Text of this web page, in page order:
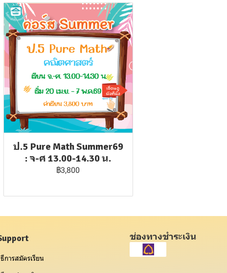
ป.5 Pure Math Summer69
: จ-ศ 13.00-14.30 น.
฿3,800
การสมัครเรียน
ช่องทางชำระเงิน